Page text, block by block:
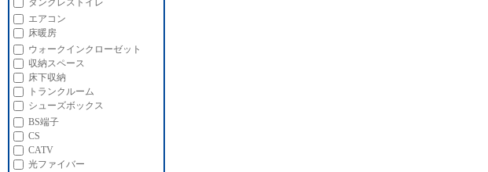
タンクレストイレ
エアコン
床暖房
ウォークインクローゼット
収納スペース
床下収納
トランクルーム
シューズボックス
BS端子
CS
CATV
光ファイバー